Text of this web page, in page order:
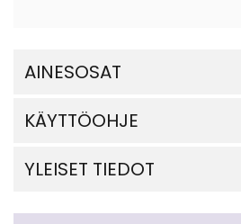
AINESOSAT
KÄYTTÖOHJE
YLEISET TIEDOT